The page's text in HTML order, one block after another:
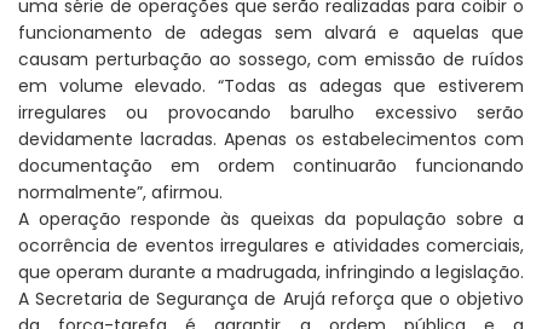
uma série de operações que serão realizadas para coibir o
funcionamento de adegas sem alvará e aquelas que
causam perturbação ao sossego, com emissão de ruídos
em volume elevado. “Todas as adegas que estiverem
irregulares ou provocando barulho excessivo serão
devidamente lacradas. Apenas os estabelecimentos com
documentação em ordem continuarão funcionando
normalmente”, afirmou.
A operação responde às queixas da população sobre a
ocorrência de eventos irregulares e atividades comerciais,
que operam durante a madrugada, infringindo a legislação.
A Secretaria de Segurança de Arujá reforça que o objetivo